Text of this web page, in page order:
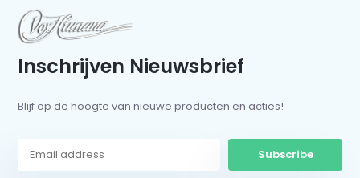
Inschrijven Nieuwsbrief
Blijf op de hoogte van nieuwe producten en acties!
Subscribe